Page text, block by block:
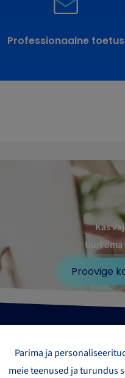
Professionaalne toetus
Kas
Uuri
Proovige
Parima ja
meie teenused ja turundus